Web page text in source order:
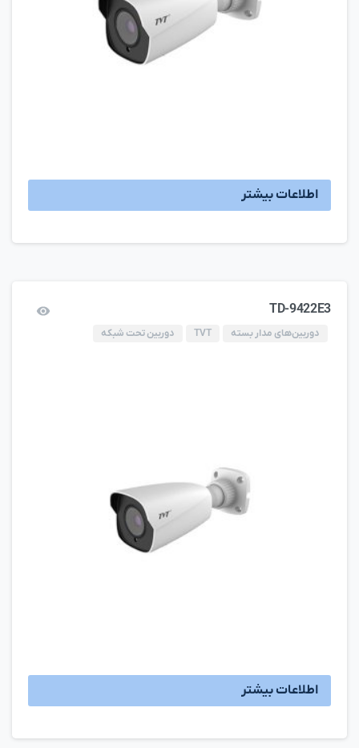
اطلاعات بیشتر
TD-9422E3
دوربین‌های مدار بسته TVT دوربین تحت شبکه
اطلاعات بیشتر